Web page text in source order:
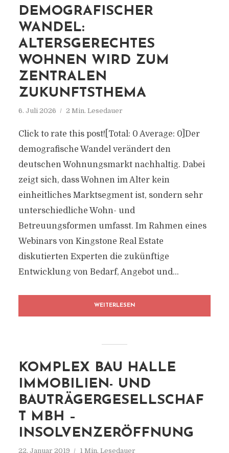
DEMOGRAFISCHER
WANDEL:
ALTERSGERECHTES
WOHNEN WIRD ZUM
ZENTRALEN
ZUKUNFTSTHEMA
6. Juli 2026 2 Min. Lesedauer
Click to rate this post![Total: 0 Average: 0]Der
demografische Wandel verändert den
deutschen Wohnungsmarkt nachhaltig. Dabei
zeigt sich, dass Wohnen im Alter kein
einheitliches Marktsegment ist, sondern sehr
unterschiedliche Wohn- und
Betreuungsformen umfasst. Im Rahmen eines
Webinars von Kingstone Real Estate
diskutierten Experten die zukünftige
Entwicklung von Bedarf, Angebot und...
WEITERLESEN
KOMPLEX BAU HALLE
IMMOBILIEN- UND
BAUTRÄGERGESELLSCHAF
T MBH –
INSOLVENZERÖFFNUNG
22. Januar 2019 1 Min. Lesedauer